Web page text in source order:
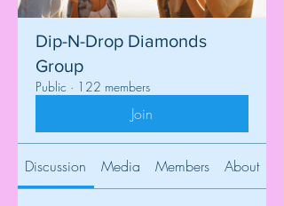
Dip-N-Drop Diamonds
Group
Public · 122 members
Join
Discussion Media Members About